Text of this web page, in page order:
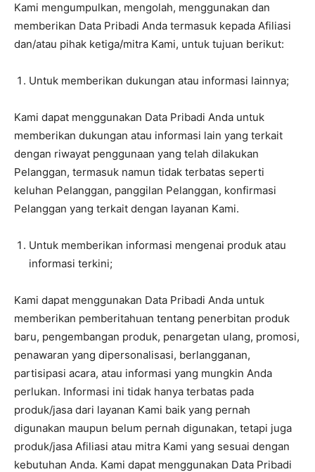
Kami mengumpulkan, mengolah, menggunakan dan
memberikan Data Pribadi Anda termasuk kepada Afiliasi
dan/atau pihak ketiga/mitra Kami, untuk tujuan berikut:
Untuk memberikan dukungan atau informasi lainnya;
Kami dapat menggunakan Data Pribadi Anda untuk
memberikan dukungan atau informasi lain yang terkait
dengan riwayat penggunaan yang telah dilakukan
Pelanggan, termasuk namun tidak terbatas seperti
keluhan Pelanggan, panggilan Pelanggan, konfirmasi
Pelanggan yang terkait dengan layanan Kami.
Untuk memberikan informasi mengenai produk atau
informasi terkini;
Kami dapat menggunakan Data Pribadi Anda untuk
memberikan pemberitahuan tentang penerbitan produk
baru, pengembangan produk, penargetan ulang, promosi,
penawaran yang dipersonalisasi, berlangganan,
partisipasi acara, atau informasi yang mungkin Anda
perlukan. Informasi ini tidak hanya terbatas pada
produk/jasa dari layanan Kami baik yang pernah
digunakan maupun belum pernah digunakan, tetapi juga
produk/jasa Afiliasi atau mitra Kami yang sesuai dengan
kebutuhan Anda. Kami dapat menggunakan Data Pribadi